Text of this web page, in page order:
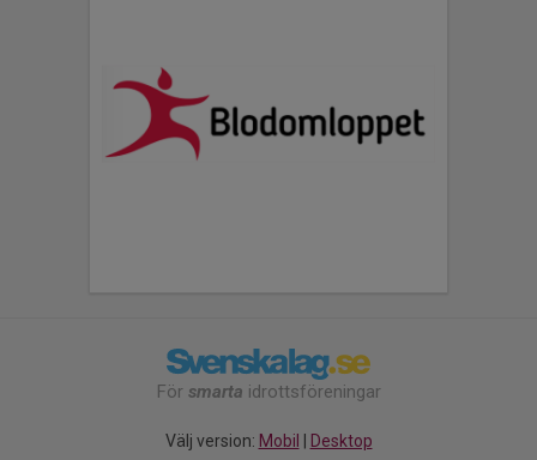
För smarta idrottsföreningar
Välj version: Mobil Desktop